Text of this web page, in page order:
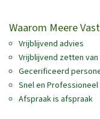
Waarom Meere
Vrijblijvend advies
Vrijblijvend zetten
Gecerificeerd
Snel en Professioneel
Afspraak is afspraak